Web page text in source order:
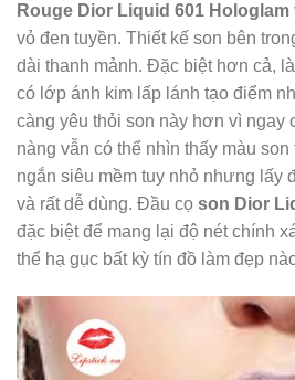
Rouge Dior Liquid 601 Hologlam
vỏ đen tuyền. Thiết kế son bên
dài thanh mảnh. Đặc biệt hơn cả,
có lớp ánh kim lấp lánh tạo điểm
càng yêu thỏi son này hơn vì ngay
nàng vẫn có thể nhìn thấy màu
ngắn siêu mềm tuy nhỏ nhưng
và rất dễ dùng. Đầu cọ son Dior
đặc biệt để mang lại độ nét chính
thể hạ gục bất kỳ tín đồ làm đẹp